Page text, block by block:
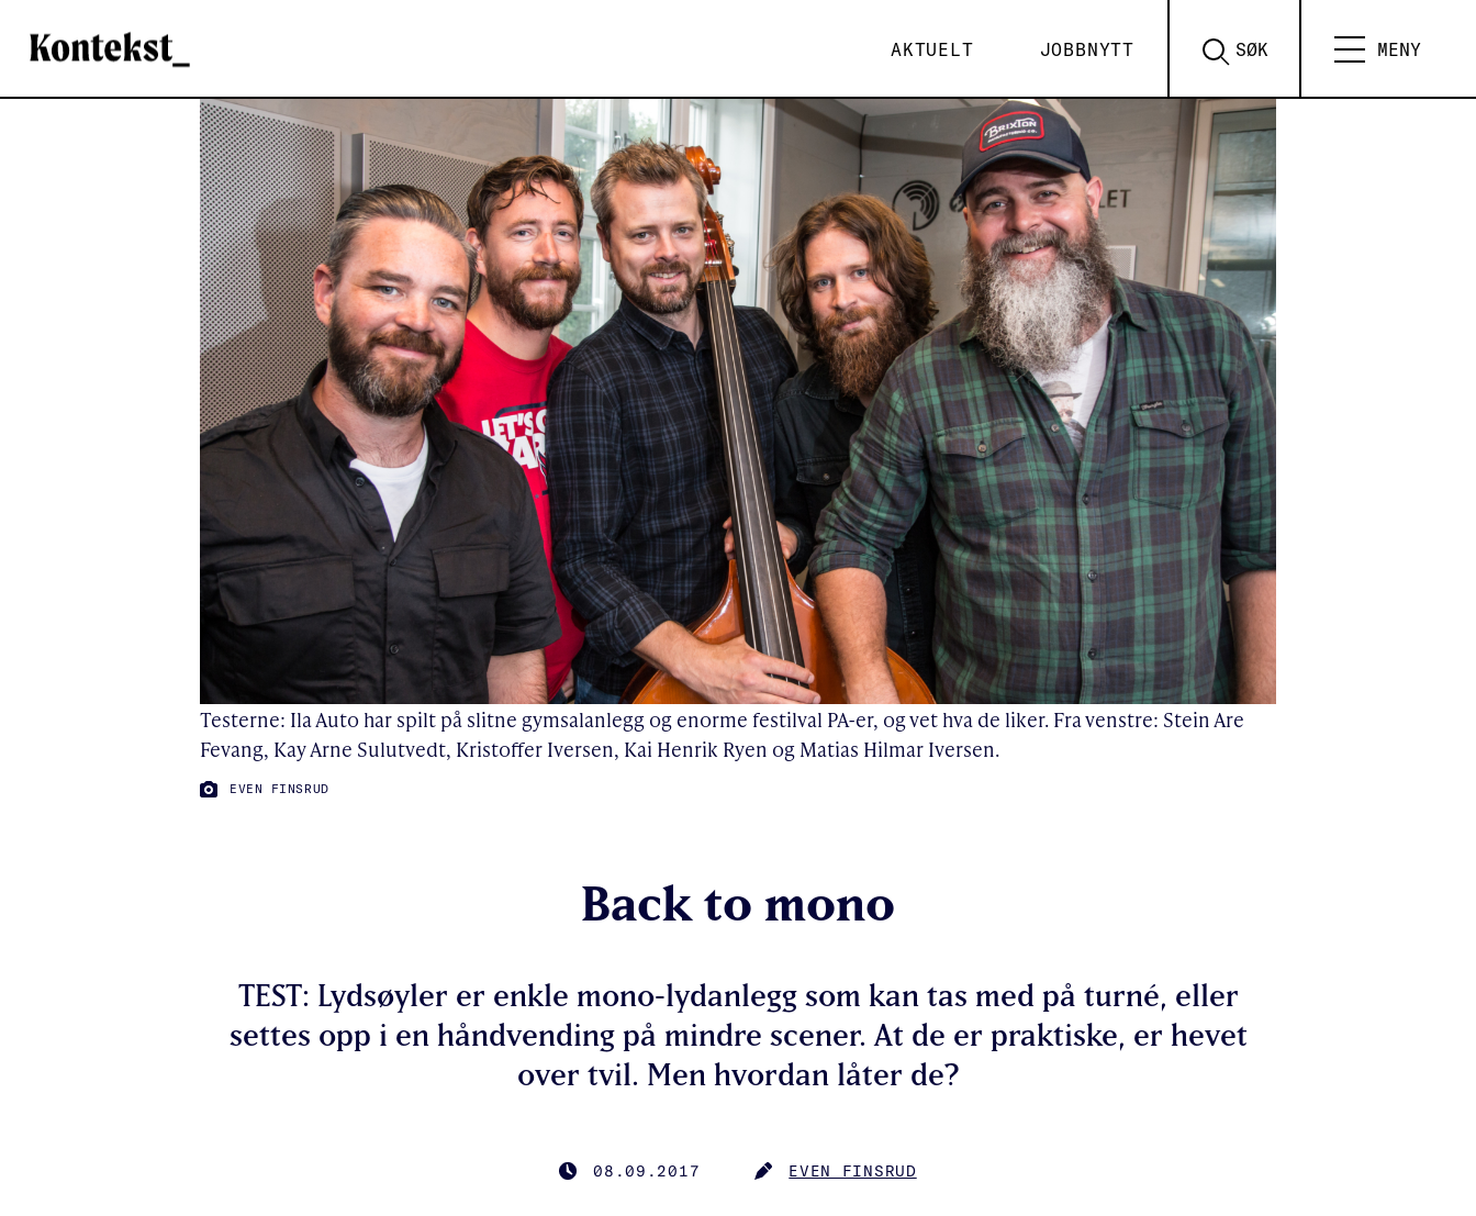
Kontekst AKTUELT JOBBNYTT SØK MENY
Testerne: Ila Auto har spilt på slitne gymsalanlegg og enorme festilval PA-er, og vet hva de liker. Fra venstre: Stein Are
Fevang, Kay Arne Sulutvedt, Kristoffer Iversen, Kai Henrik Ryen og Matias Hilmar Iversen.
FOTO:
EVEN FINSRUD
Back to mono
TEST: Lydsøyler er enkle mono-lydanlegg som kan tas med på turné, eller
settes opp i en håndvending på mindre scener. At de er praktiske, er hevet
over tvil. Men hvordan låter de?
PUBLISERT
08.09.2017
FORFATTER
EVEN FINSRUD